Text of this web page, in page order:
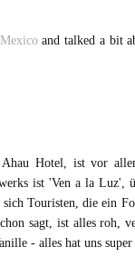
and talked a bit
Hotel, ist vor
ist 'Ven a la
Touristen, die ein
sagt, ist alles roh,
- alles hat uns super